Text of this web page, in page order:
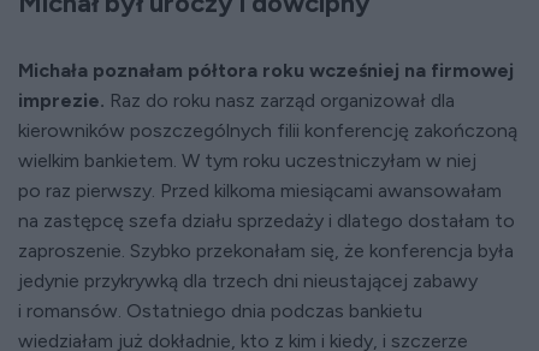
Michała poznałam półtora roku wcześniej na firmowej
imprezie. Raz do roku nasz zarząd organizował dla
kierowników poszczególnych filii konferencję zakończoną
wielkim bankietem. W tym roku uczestniczyłam w niej
po raz pierwszy. Przed kilkoma miesiącami awansowałam
na zastępcę szefa działu sprzedaży i dlatego dostałam to
zaproszenie. Szybko przekonałam się, że konferencja była
jedynie przykrywką dla trzech dni nieustającej zabawy
i romansów. Ostatniego dnia podczas bankietu
wiedziałam już dokładnie, kto z kim i kiedy, i szczerze